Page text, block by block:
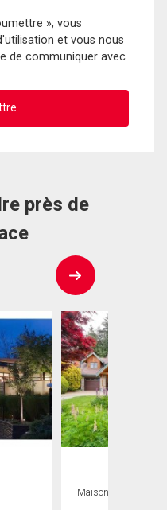
», vous
et vous nous
de communiquer avec
près de
Maison